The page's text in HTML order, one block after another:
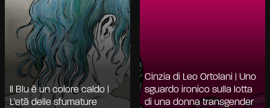
Il Blu è un colore caldo |
L'età delle sfumature
Cinzia di Leo Ortolani | Uno
sguardo ironico sulla lotta
di una donna transgender